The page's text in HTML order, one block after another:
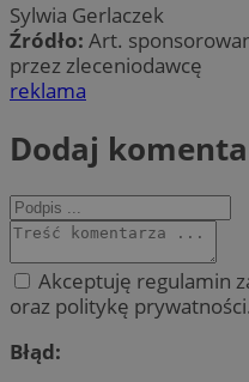
Sylwia Gerlaczek
Źródło: Art.
przez zleceniodawcę
reklama
Dodaj
Akceptuję regulamin
oraz politykę prywatności.
Błąd: